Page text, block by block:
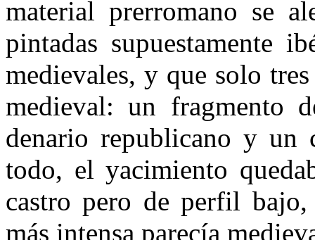
material prerromano se
pintadas supuesta­mente
medievales, y que solo
medieval: un fragmen­to
denario republicano y un
todo, el yacimiento
castro pero de perfil bajo,
más intensa pare­cía